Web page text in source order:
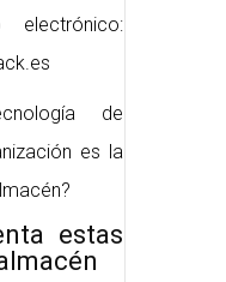
de
es la
estas